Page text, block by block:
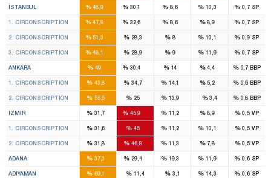
İSTANBUL %48,9 %30,1 % 8,6 % 10,3 % 0,7 SP
1. CIRCONSCRIPTION %47,8 %32,6 % 8,6 %8,9 % 0,7 SP
2. CIRCONSCRIPTION %51,3 % 28,3 % 8 % 10,1 % 0,9 SP
3. CIRCONSCRIPTION %48,1 % 28,9 % 9 % 11,9 % 0,7 SP
ANKARA % 49 %30,4 %14 %4,4 %0,7BBP
1. CIRCONSCRIPTION %43,8 % 34,7 %14,1 %5,2 %0,6BBP
2. CIRCONSCRIPTION %55,5 % 25 %13,9 %3,4 %0,8BBP
IZMIR %31,7 %45,9 %11,2 %8,9 %0,5VP
1. CIRCONSCRIPTION %31,6 % 45 %11,2 % 10,1 %0,5VP
2. CIRCONSCRIPTION %31,8 % 46,8 %11,3 %7,8 %0,5VP
ADANA %37,3 % 29,4 %19,3 % 11,9 % 0,6 SP
ADIYAMAN %69,1 % 11,4 % 3,1 % 14,3 % 0,6 SP